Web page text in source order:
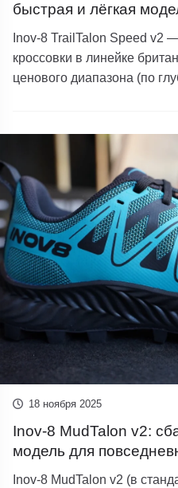
быстрая и лёгкая
Inov-8 TrailTalon Speed ​​​​v2
кроссовки в линейке
ценового диапазона (по
18 ноября 2025
Inov-8 MudTalon v2:
модель для
Inov-8 MudTalon v2 (в